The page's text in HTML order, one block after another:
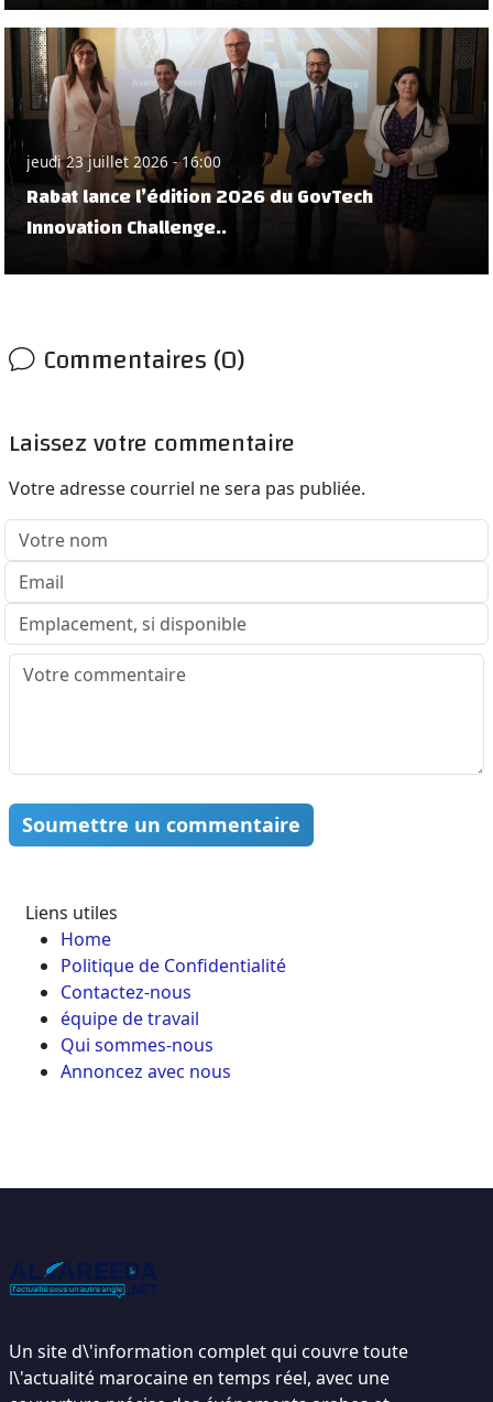
jeudi 23 juillet 2026 - 16:00
Rabat lance l’édition 2026 du GovTech
Innovation Challenge..
Commentaires (0)
Laissez votre commentaire
Votre adresse courriel ne sera pas publiée.
Soumettre un commentaire
Liens utiles
Home
Politique de Confidentialité
Contactez-nous
équipe de travail
Qui sommes-nous
Annoncez avec nous
Un site d\'information complet qui couvre toute
l\'actualité marocaine en temps réel, avec une